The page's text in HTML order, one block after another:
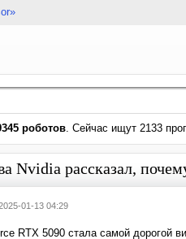
роботов. Сейчас ищут 2133
Nvidia рассказал,
01-13 04:29
RTX 5090 стала самой дорогой